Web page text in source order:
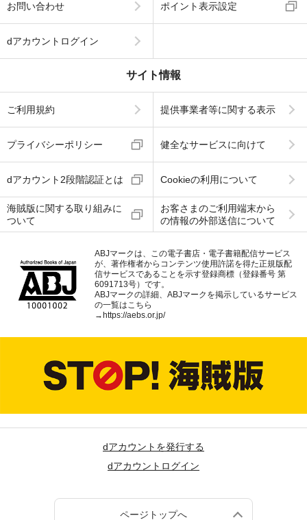
お問い合わせ ポイント表示設定
dアカウントログイン
サイト情報
ご利用規約 提供事業者等に関する表示
プライバシーポリシー 健全なサービスに向けて
dアカウント2段階認証とは Cookieの利用について
海賊版に関する取り組みに
ついて
お客さまのご利用端末から
の情報の外部送信について
ABJマークは、この電子書店・電子書籍配信サービス
が、著作権者からコンテンツ使用許諾を得た正規版配
信サービスであることを示す登録商標（登録番号 第
6091713号）です。
ABJマークの詳細、ABJマークを掲示しているサービス
の一覧はこちら
→ https://aebs.or.jp/
dアカウントを発行する
dアカウントログイン
ページトップへ